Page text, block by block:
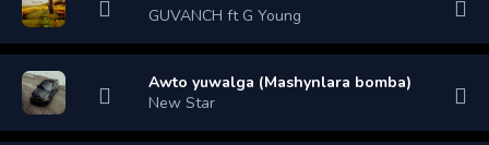
GUVANCH ft G Young
Awto yuwalga (Mashynlara bomba)
New Star